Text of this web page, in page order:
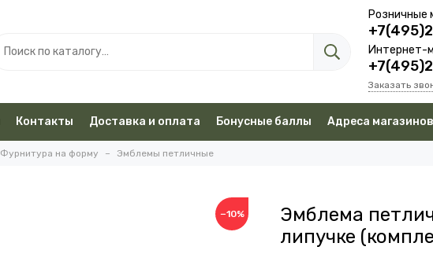
Розничные
Интернет-
Заказать
Контакты Доставка и оплата Бонусные баллы Адреса магазинов
Фурнитура на форму Эмблемы петличные
−10%
Эмблема
липучке